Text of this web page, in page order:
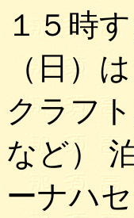
１５時
（日）
クラフ
など）
ーナハ